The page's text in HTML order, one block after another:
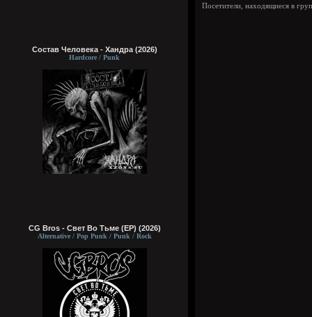
Состав Человека - Хандра (2026)
Hardcore / Punk
CG Bros - Свет Во Тьме (EP) (2026)
Alternative / Pop Punk / Punk / Rock
Посетители, находящиеся в